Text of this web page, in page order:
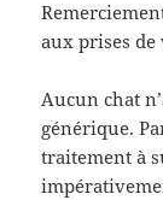
aux prises
Aucun chat
générique.
traitement à